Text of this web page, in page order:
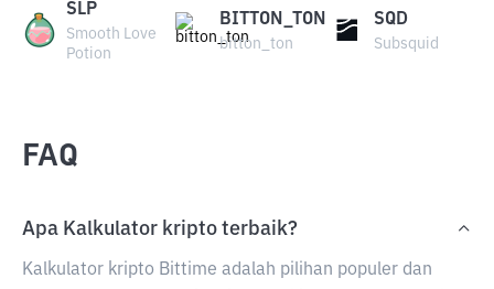
SLP
Smooth Love
Potion
BITTON_TON
bitton_ton
SQD
Subsquid
FAQ
Apa Kalkulator kripto terbaik?
Kalkulator kripto Bittime adalah pilihan populer dan